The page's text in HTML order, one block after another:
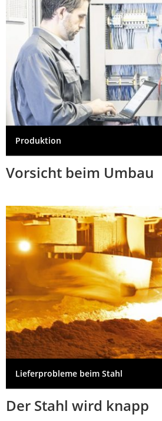
Produktion
Vorsicht beim Umbau
Lieferprobleme beim Stahl
Der Stahl wird knapp